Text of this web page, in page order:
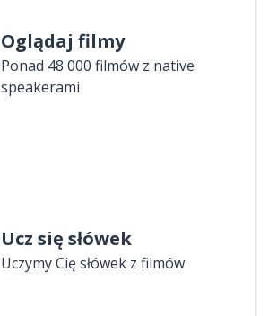
Oglądaj filmy
Ponad 48 000 filmów z native
speakerami
Ucz się słówek
Uczymy Cię słówek z filmów